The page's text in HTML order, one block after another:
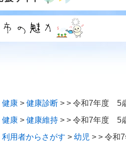
健康 > 健康診断 > > 令和7年度 5
健康 > 健康維持 > > 令和7年度 5
利用者からさがす > 幼児 > > 令和